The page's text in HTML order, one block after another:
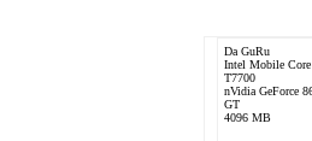
Da GuRu
Intel Mobile
T7700
nVidia GeForce
GT
4096 MB